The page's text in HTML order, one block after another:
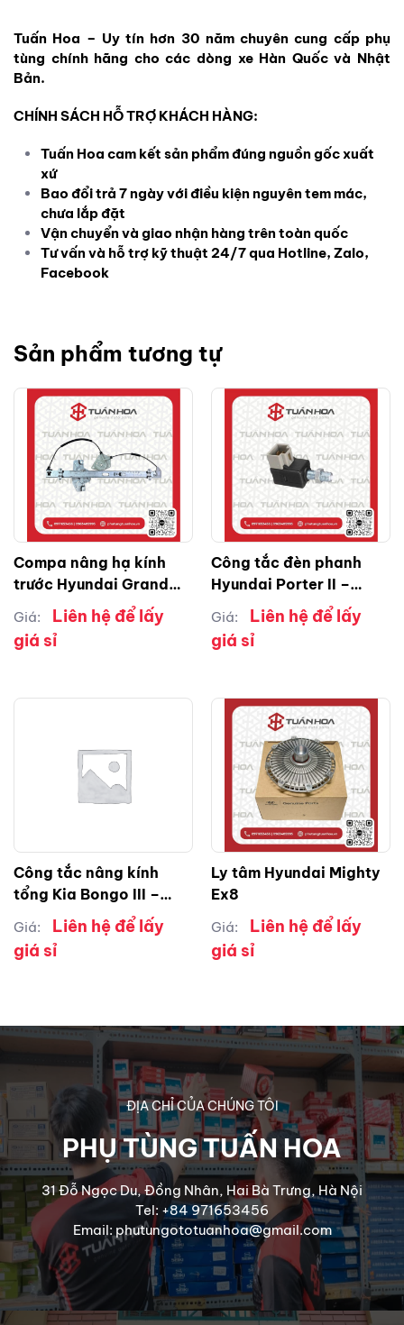
Tuấn Hoa – Uy tín hơn 30 năm chuyên cung cấp phụ
tùng chính hãng cho các dòng xe Hàn Quốc và Nhật
Bản.
CHÍNH SÁCH HỖ TRỢ KHÁCH HÀNG:
Tuấn Hoa cam kết sản phẩm đúng nguồn gốc xuất
xứ
Bao đổi trả 7 ngày với điều kiện nguyên tem mác,
chưa lắp đặt
Vận chuyển và giao nhận hàng trên toàn quốc
Tư vấn và hỗ trợ kỹ thuật 24/7 qua Hotline, Zalo,
Facebook
Sản phẩm tương tự
Compa nâng hạ kính
trước Hyundai Grand
Starex RH ( phải )
Giá:
Liên hệ để lấy
giá sỉ
Công tắc đèn phanh
Hyundai Porter II –
Grand Starex – Elantra
Giá:
Liên hệ để lấy
giá sỉ
Công tắc nâng kính
tổng Kia Bongo III –
K250 – K200 RH ( phải )
Giá:
Liên hệ để lấy
giá sỉ
Ly tâm Hyundai Mighty
Ex8
Giá:
Liên hệ để lấy
giá sỉ
ĐỊA CHỈ CỦA CHÚNG TÔI
PHỤ TÙNG TUẤN HOA
31 Đỗ Ngọc Du, Đồng Nhân, Hai Bà Trưng, Hà Nội
Tel: +84 971653456
Email: phutungototuanhoa@gmail.com